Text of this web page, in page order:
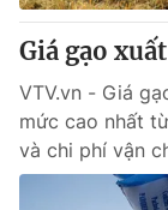
VTV4
VTV9
Liên hệ tòa
Giá gạo
VTV.vn - Giá
mức cao nhất
và chi phí vận